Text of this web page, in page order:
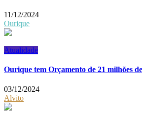
11/12/2024
Ourique
Atualidade
Ourique tem Orçamento de 21 milhões
03/12/2024
Alvito